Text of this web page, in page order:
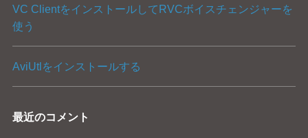
VC ClientをインストールしてRVCボイスチェンジャーを
使う
AviUtlをインストールする
最近のコメント